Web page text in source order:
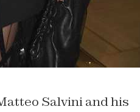
Salvini and his